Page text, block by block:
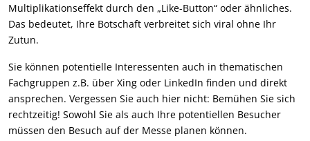
Multiplikationseffekt durch den „Like-Button“ oder ähnliches.
Das bedeutet, Ihre Botschaft verbreitet sich viral ohne Ihr
Zutun.
Sie können potentielle Interessenten auch in thematischen
Fachgruppen z.B. über Xing oder LinkedIn finden und direkt
ansprechen. Vergessen Sie auch hier nicht: Bemühen Sie sich
rechtzeitig! Sowohl Sie als auch Ihre potentiellen Besucher
müssen den Besuch auf der Messe planen können.